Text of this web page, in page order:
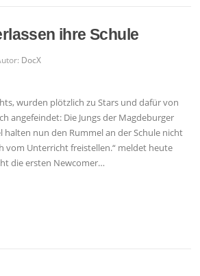
ihre Schule
DocX
wurden plötzlich zu Stars und dafür von
angefeindet: Die Jungs der Magdeburger
halten nun den Rummel an der Schule nicht
vom Unterricht freistellen.“ meldet heute
die ersten Newcomer…